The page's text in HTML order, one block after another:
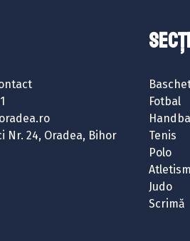
Nr. 24, Oradea, Bihor
Fotbal
Tenis
Polo
Atletism
Judo
Scrimă